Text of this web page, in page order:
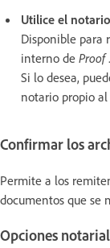
Utilice el
Disponible para
interno de Proof.
Si lo desea,
notario propio
Confirmar los
Permite a los
documentos que se
Opciones